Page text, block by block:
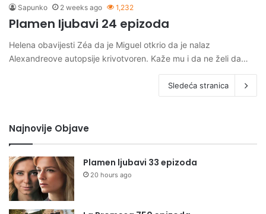
Sapunko 2 weeks ago 1,232
Plamen ljubavi 24 epizoda
Helena obavijesti Zéa da je Miguel otkrio da je nalaz
Alexandreove autopsije krivotvoren. Kaže mu i da ne želi da…
Sledeća stranica
Najnovije Objave
Plamen ljubavi 33 epizoda
20 hours ago